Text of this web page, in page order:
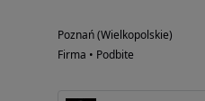
Poznań (Wielkopolskie)
Firma • Podbite